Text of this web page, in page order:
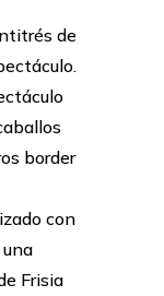
de
border
con
Frisia